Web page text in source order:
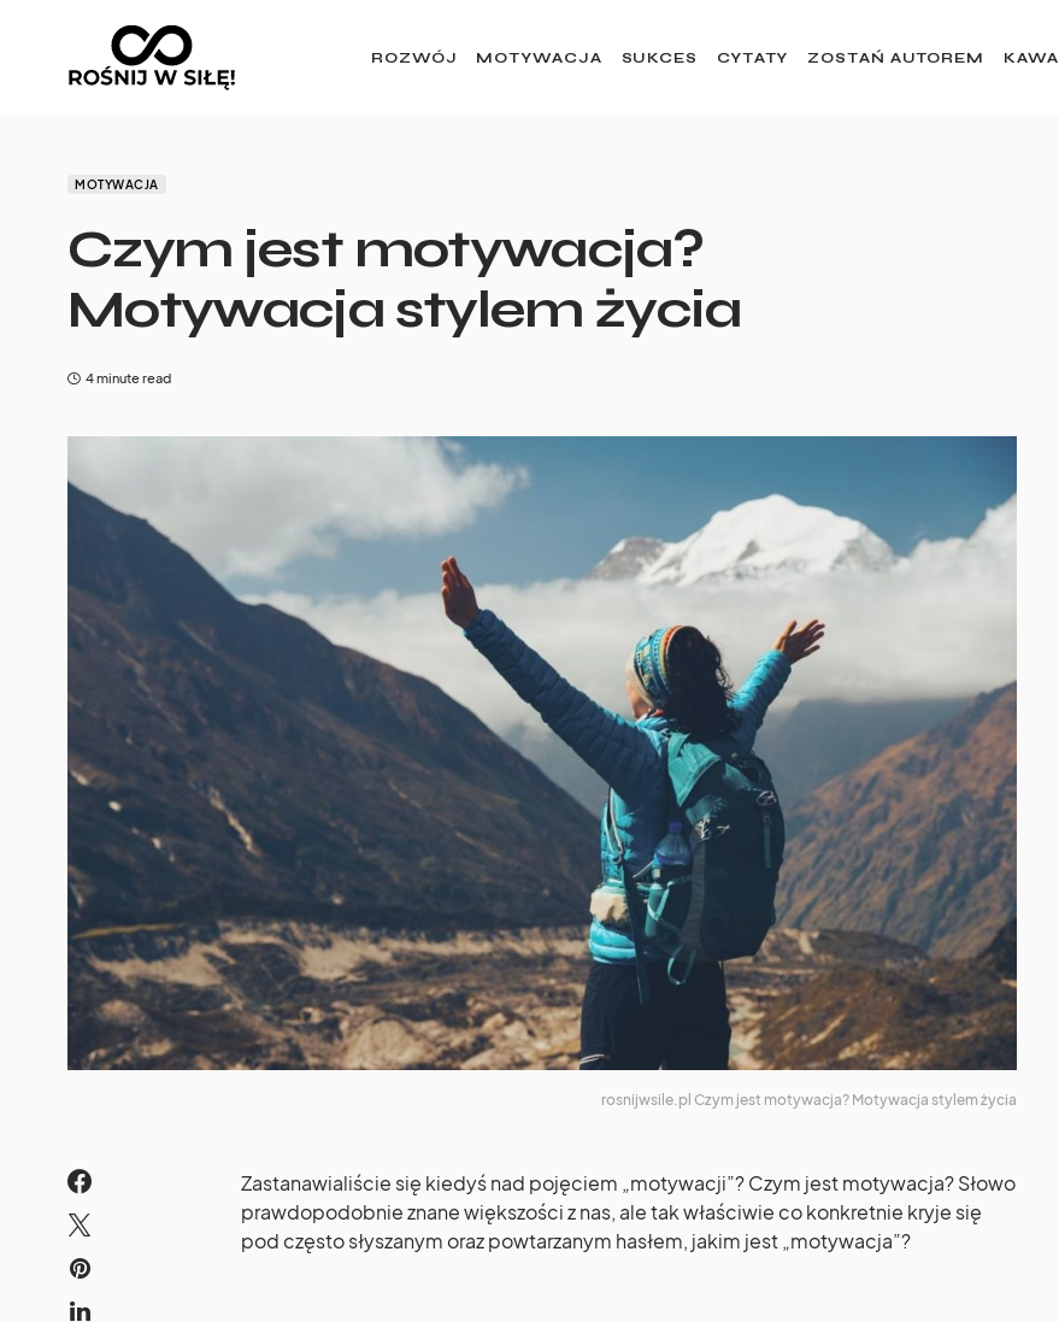
ROZWÓJ MOTYWACJA SUKCES CYTATY ZOSTAŃ AUTOREM KAWA
MOTYWACJA
Czym jest motywacja?
Motywacja stylem życia
4 minute read
rosnijwsile.pl Czym jest motywacja? Motywacja stylem życia
Zastanawialiście się kiedyś nad pojęciem „motywacji”? Czym jest motywacja? Słowo
prawdopodobnie znane większości z nas, ale tak właściwie co konkretnie kryje się
pod często słyszanym oraz powtarzanym hasłem, jakim jest „motywacja”?